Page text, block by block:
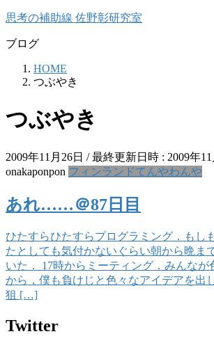
コ
テ
キ
ナ
ゲ
に
思考の補助線 佐野彰研究室
ブログ
HOME
つぶやき
つぶやき
2009年11月26日 / 最終更新日時 : 2009年11
onakaponpon フィンランドてんやわんや
あれ……＠87日目
ひたすらひたすらプログラミング．もし
たとしても気付かないぐらい朝から晩ま
いた． 17時からミーティング．みんなが
から，僕も負けじと色々なアイデアを出
狙 […]
Twitter